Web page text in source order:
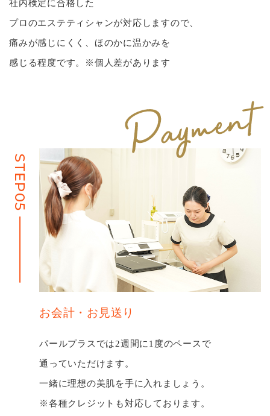
社内検定に合格した
プロのエステティシャンが対応しますので、
痛みが感じにくく、ほのかに温かみを
感じる程度です。※個人差があります
STEP05
お会計・お⾒送り
パールプラスでは2週間に1度のペースで
通っていただけます。
⼀緒に理想の美肌を⼿に⼊れましょう。
※各種クレジットも対応しております。